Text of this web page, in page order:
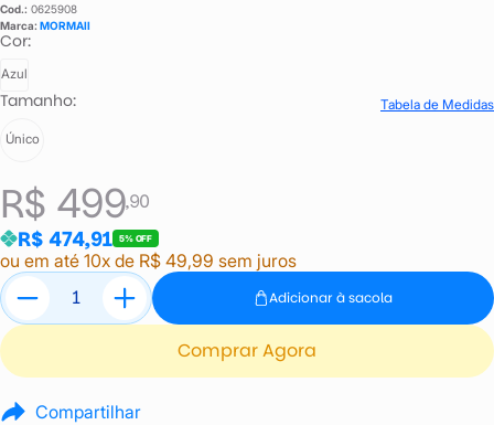
Cod.: 0625908
Marca: MORMAII
R$ 499,90
R$ 474,91 5% OFF
ou em até 10x de R$ 49,99 sem juros
Cor:
Azul
Tamanho: Tabela de Medidas
Único
Adicionar à sacola
Comprar Agora
Compartilhar